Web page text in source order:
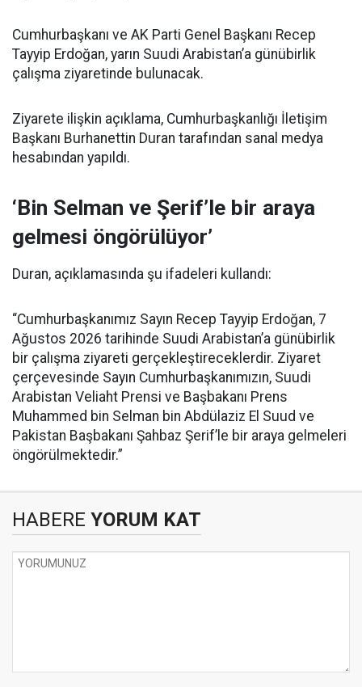
Cumhurbaşkanı ve AK Parti Genel Başkanı Recep
Tayyip Erdoğan, yarın Suudi Arabistan’a günübirlik
çalışma ziyaretinde bulunacak.
Ziyarete ilişkin açıklama, Cumhurbaşkanlığı İletişim
Başkanı Burhanettin Duran tarafından sanal medya
hesabından yapıldı.
‘Bin Selman ve Şerif’le bir araya
gelmesi öngörülüyor’
Duran, açıklamasında şu ifadeleri kullandı:
“Cumhurbaşkanımız Sayın Recep Tayyip Erdoğan, 7
Ağustos 2026 tarihinde Suudi Arabistan’a günübirlik
bir çalışma ziyareti gerçekleştireceklerdir. Ziyaret
çerçevesinde Sayın Cumhurbaşkanımızın, Suudi
Arabistan Veliaht Prensi ve Başbakanı Prens
Muhammed bin Selman bin Abdülaziz El Suud ve
Pakistan Başbakanı Şahbaz Şerif’le bir araya gelmeleri
öngörülmektedir.”
HABERE YORUM KAT